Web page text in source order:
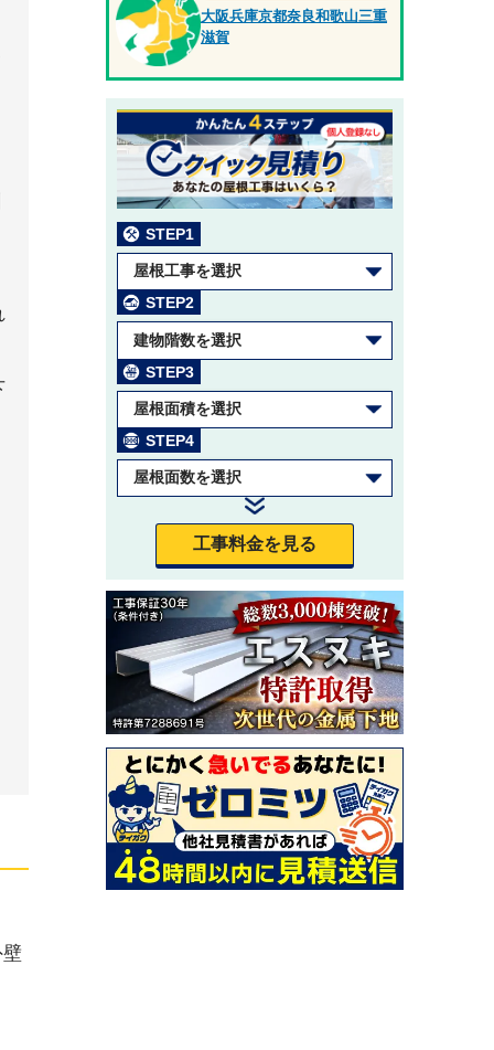
大阪兵庫京都奈良和歌山三重
滋賀
STEP1
屋根工事を選択
STEP2
建物階数を選択
STEP3
屋根面積を選択
STEP4
屋根面数を選択
工事料金を見る